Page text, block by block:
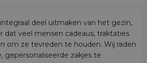
deel uitmaken van het gezin,
dat veel mensen cadeaus, traktaties
om ze tevreden te houden. Wij raden
gepersonaliseerde zakjes te